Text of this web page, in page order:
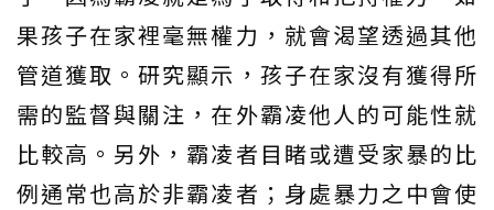
果孩子在家裡毫無權力，就會渴望透過其他
管道獲取。研究顯示，孩子在家沒有獲得所
需的監督與關注，在外霸凌他人的可能性就
比較高。另外，霸凌者目睹或遭受家暴的比
例通常也高於非霸凌者；身處暴力之中會使